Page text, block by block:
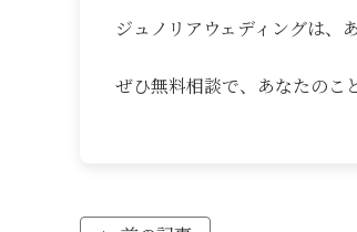
ジュノリアウェディングは、
ぜひ無料相談で、あなたのこ